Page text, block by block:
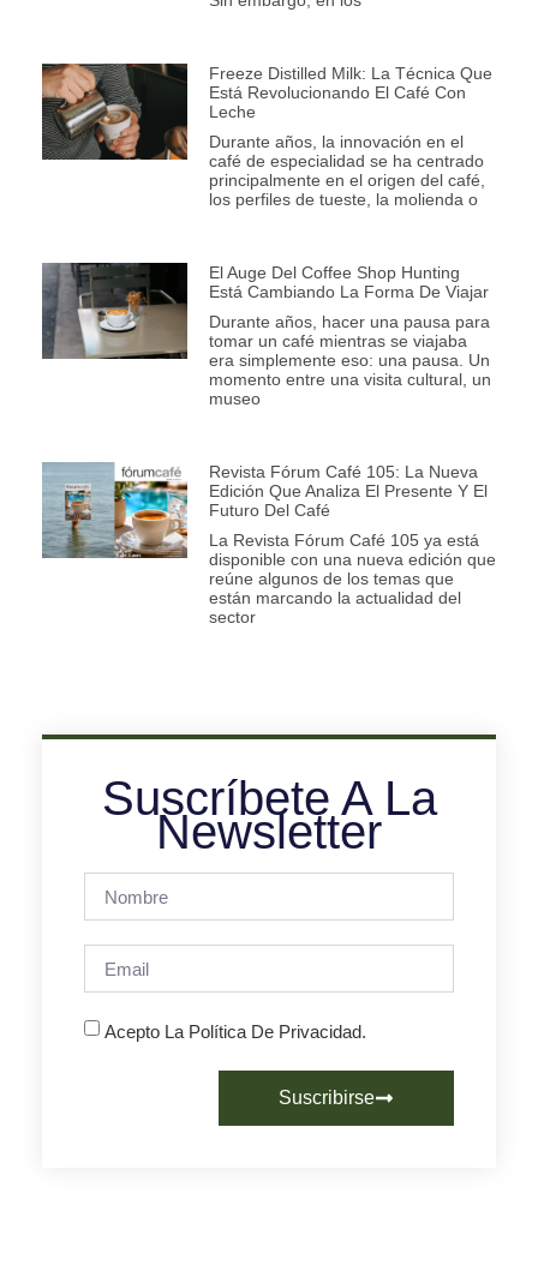
Freeze Distilled Milk: La Técnica Que
Está Revolucionando El Café Con
Leche
Durante años, la innovación en el
café de especialidad se ha centrado
principalmente en el origen del café,
los perfiles de tueste, la molienda o
El Auge Del Coffee Shop Hunting
Está Cambiando La Forma De Viajar
Durante años, hacer una pausa para
tomar un café mientras se viajaba
era simplemente eso: una pausa. Un
momento entre una visita cultural, un
museo
Revista Fórum Café 105: La Nueva
Edición Que Analiza El Presente Y El
Futuro Del Café
La Revista Fórum Café 105 ya está
disponible con una nueva edición que
reúne algunos de los temas que
están marcando la actualidad del
sector
Suscríbete A La
Newsletter
Acepto La Política De Privacidad.
Suscribirse